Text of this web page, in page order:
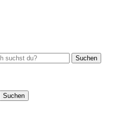
Suchen
Suchen